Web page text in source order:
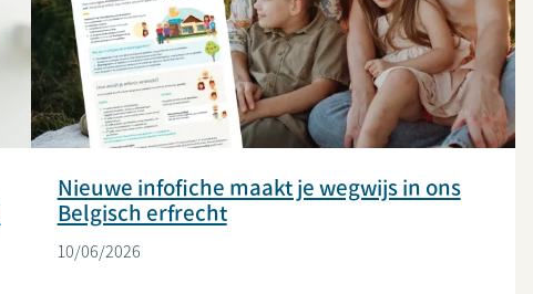
Nieuwe infofiche maakt je wegwijs in ons
Belgisch erfrecht
10/06/2026